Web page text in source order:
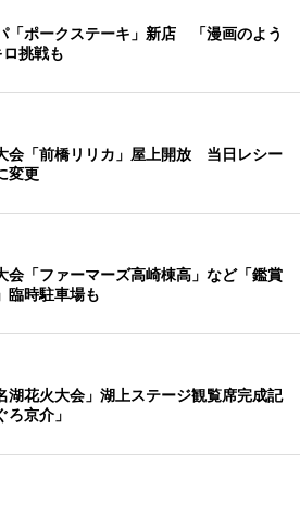
「ポークステーキ」新店 「漫画のよう
挑戦も
会「前橋リリカ」屋上開放 当日レシー
変更
会「ファーマーズ高崎棟高」など「鑑賞
臨時駐車場も
湖花火大会」湖上ステージ観覧席完成記
ろ京介」